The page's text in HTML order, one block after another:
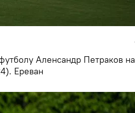
Аленсандр Петраков на
Еревaн